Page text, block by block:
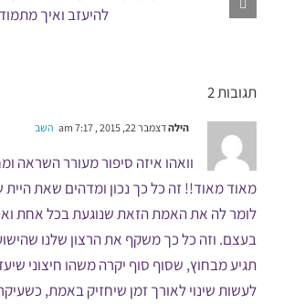
תגובות 2
הילהדצמבר 22, 2015 , 7:17 am השב
וואהו איזה סיפור מעורר השראה
מאוד מאוד!! זה כל כך נכון ומדהים שאת
לומר לה את האמת הזאת שנוגעת בכל אחת
בעצם. וזה כל כך משקף את הרצון שלנו
תגיע מבחוץ, שסוף סוף יקרה משהו חיצוני
לעשות שינוי לאורך זמן שיחזיק באמת,